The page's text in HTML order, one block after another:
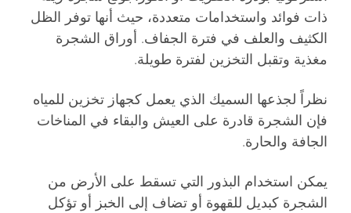
ذات فوائد واستخدامات متعددة، حيث أنها توفر الظل
الكثيف والعلف في فترة الجفاف. أوراق الشجرة
مغذية وتقبل التخزين لفترة طويلة.
نظراً لجذعها السميك الذي يعمل كجهاز تخزين للمياه
فإن الشجرة قادرة على العيش والبقاء في المناخات
الجافة والحارة.
يمكن استخدام البذور التي تسقط على الأرض من
الشجرة كبديل للقهوة أو تضاف إلى الخبز أو تؤكل